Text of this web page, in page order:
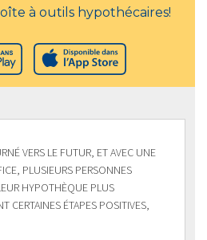
à outils hypothécaires!
VERS LE FUTUR, ET AVEC UNE
PLUSIEURS PERSONNES
HYPOTHÈQUE PLUS
CERTAINES ÉTAPES POSITIVES,